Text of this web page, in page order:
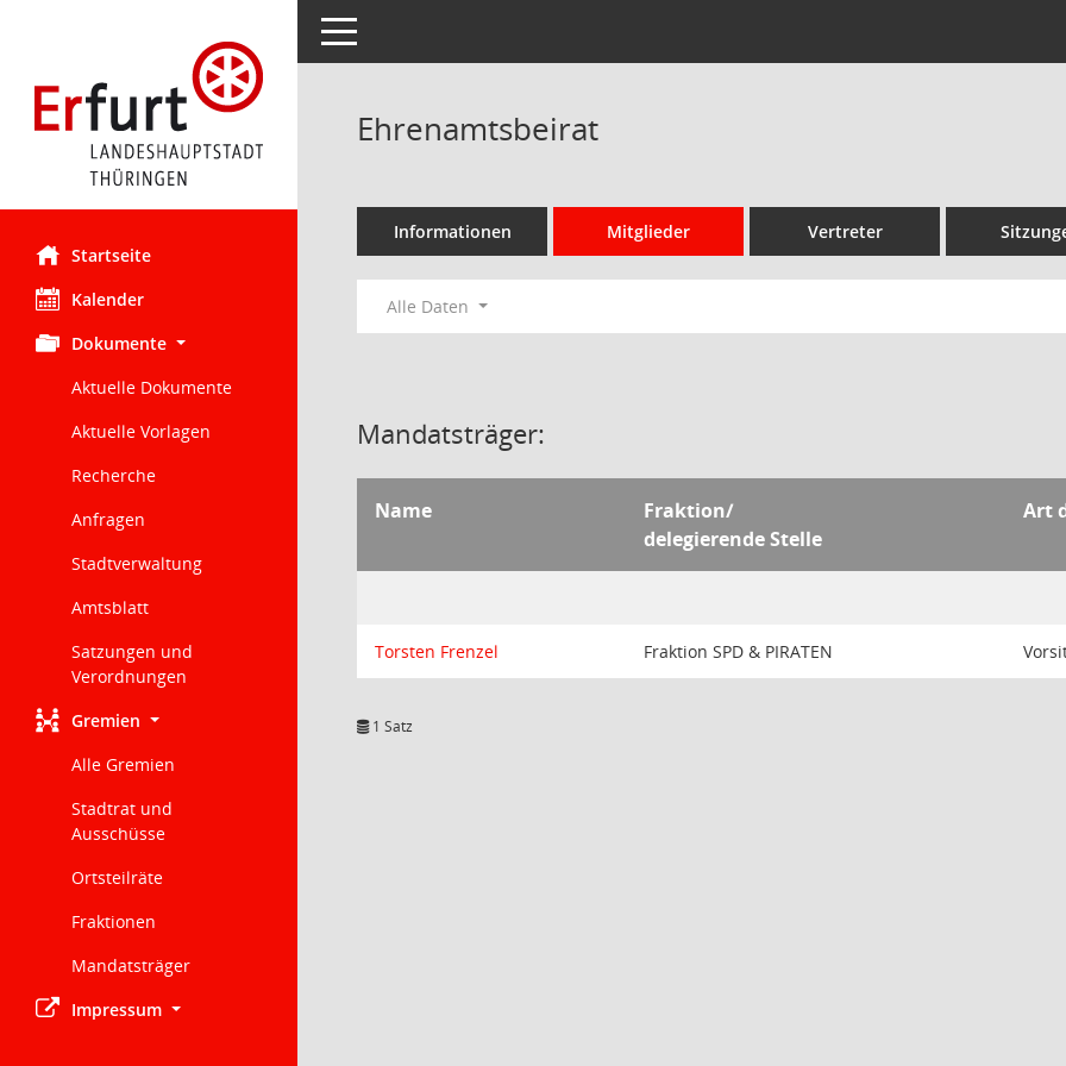
Startseite
Kalender
Dokumente
Aktuelle Dokumente
Aktuelle Vorlagen
Recherche
Anfragen
Stadtverwaltung
Amtsblatt
Satzungen und
Verordnungen
Gremien
Alle Gremien
Stadtrat und
Ausschüsse
Ortsteilräte
Fraktionen
Mandatsträger
Impressum
Toggle navigation
Ehrenamtsbeirat
Informationen Mitglieder Vertreter
Alle Daten
Mandatsträger:
Name
Fraktion/
delegierende Stelle
Art
Torsten Frenzel Fraktion SPD & PIRATEN
1 Satz